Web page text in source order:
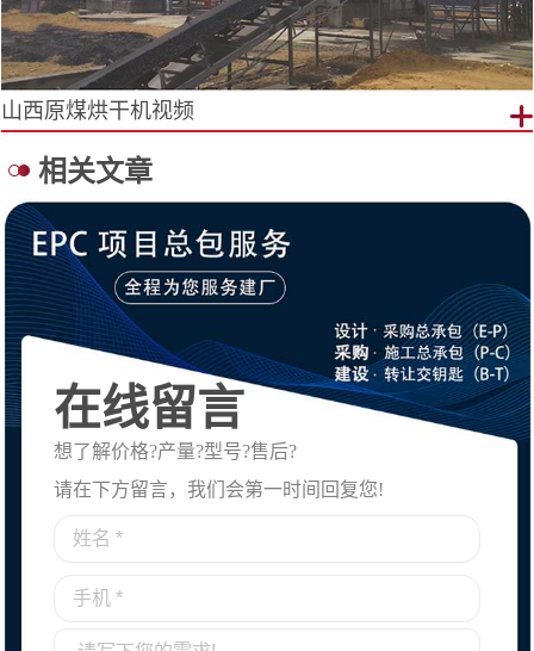
山西原煤烘干机视频
相关文章
在线留言
想了解价格?产量?型号?售后?
请在下方留言，我们会第一时间回复您!